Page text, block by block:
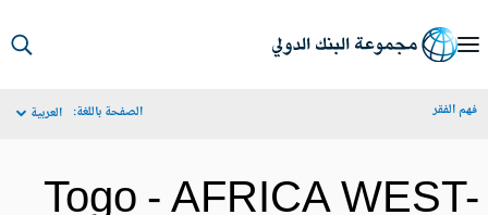
الفقر الصفحة باللغة: العربية